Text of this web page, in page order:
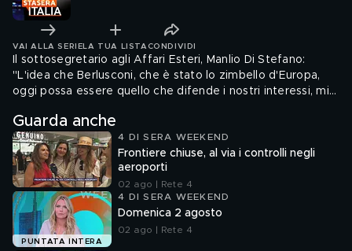
VAI ALLA SERIE LA TUA LISTA CONDIVIDI
Il sottosegretario agli Affari Esteri, Manlio Di Stefano:
"L'idea che Berlusconi, che è stato lo zimbello d'Europa,
oggi possa essere quello che difende i nostri interessi, mi
Guarda anche
4 DI SERA WEEKEND
Frontiere chiuse, al via i controlli negli
aeroporti
02 ago | Rete 4
PUNTATA INTERA
4 DI SERA WEEKEND
Domenica 2 agosto
02 ago | Rete 4